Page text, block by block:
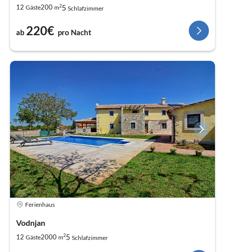
12 Gäste200 m25 Schlafzimmer
ab 220€ pro Nacht
Ferienhaus
Vodnjan
12 Gäste2000 m25 Schlafzimmer